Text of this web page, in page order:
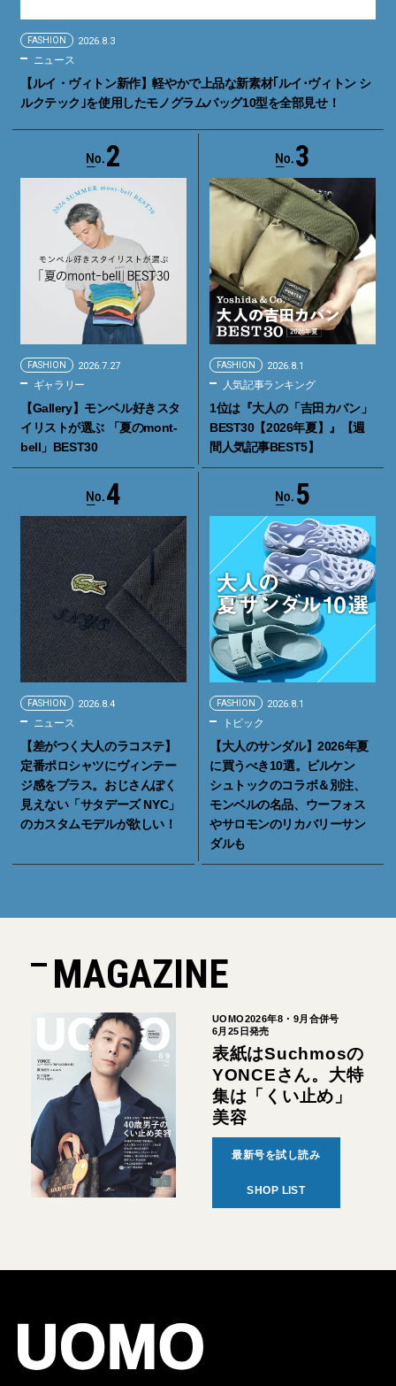
FASHION 2026.8.3
ニュース
【ルイ・ヴィトン新作】軽やかで上品な新素材｢ルイ･ヴィトン シ
ルクテック｣を使用したモノグラムバッグ10型を全部見せ！
2
FASHION 2026.7.27
ギャラリー
【Gallery】モンベル好きスタ
イリストが選ぶ 「夏のmont-
bell」BEST30
3
FASHION 2026.8.1
人気記事ランキング
1位は『大人の「吉田カバン」
BEST30【2026年夏】』【週
間人気記事BEST5】
4
FASHION 2026.8.4
ニュース
【差がつく大人のラコステ】
定番ポロシャツにヴィンテー
ジ感をプラス。おじさんぽく
見えない「サタデーズ NYC」
のカスタムモデルが欲しい！
5
FASHION 2026.8.1
トピック
【大人のサンダル】2026年夏
に買うべき10選。ビルケン
シュトックのコラボ＆別注、
モンベルの名品、ウーフォス
やサロモンのリカバリーサン
ダルも
MAGAZINE
UOMO2026年8・9月合併号
6月25日発売
表紙はSuchmosの
YONCEさん。大特
集は「くい止め」
美容
最新号を試し読み
SHOP LIST